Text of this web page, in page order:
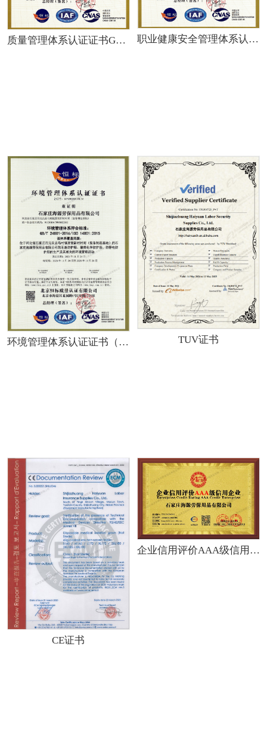
质量管理体系认证证书GB/T 19001-2016/ISO 9001:2015 职业健康安全管理体系认证证书GB/T 45001-2020/ISO 45001:2018
环境管理体系认证证书（GB/T 24001-2016/ISO 14001:2015） TUV证书
CE证书
企业信用评价AAA级信用企业